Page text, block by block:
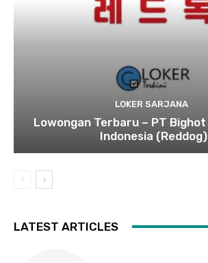
LOKER SARJANA
Lowongan Terbaru – PT
Indonesia (Reddog)
LATEST ARTICLES